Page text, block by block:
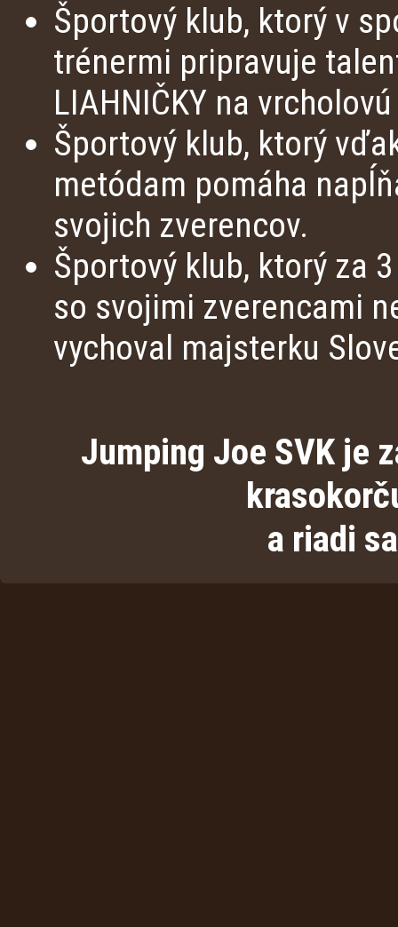
Športový klub, ktorý v
trénermi pripravuje
LIAHNIČKY na
Športový klub, ktorý
metódam pomáha
svojich zverencov.
Športový klub, ktorý za
so svojimi zverencami
vychoval majsterku
Jumping Joe SVK je
a riadi